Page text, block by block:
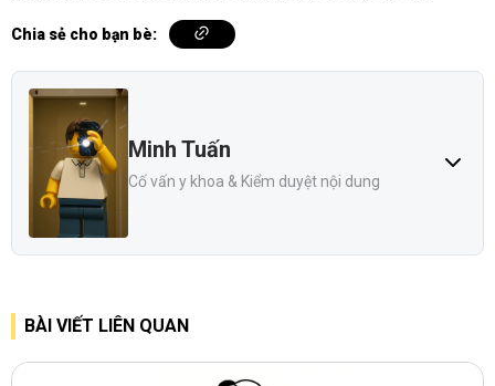
Chia sẻ cho bạn bè:
Minh Tuấn
Cố vấn y khoa & Kiểm duyệt nội dung
BÀI VIẾT LIÊN QUAN